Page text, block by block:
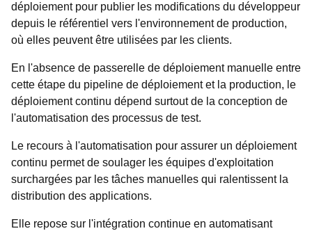
déploiement pour publier les modifications du développeur
depuis le référentiel vers l'environnement de production,
où elles peuvent être utilisées par les clients.
En l'absence de passerelle de déploiement manuelle entre
cette étape du pipeline de déploiement et la production, le
déploiement continu dépend surtout de la conception de
l'automatisation des processus de test.
Le recours à l'automatisation pour assurer un déploiement
continu permet de soulager les équipes d'exploitation
surchargées par les tâches manuelles qui ralentissent la
distribution des applications.
Elle repose sur l'intégration continue en automatisant